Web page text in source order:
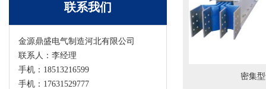
联系我们
金源鼎盛电气制造河北有限公司
联系人：李经理
手机：18513216599
手机：17631529777
密集